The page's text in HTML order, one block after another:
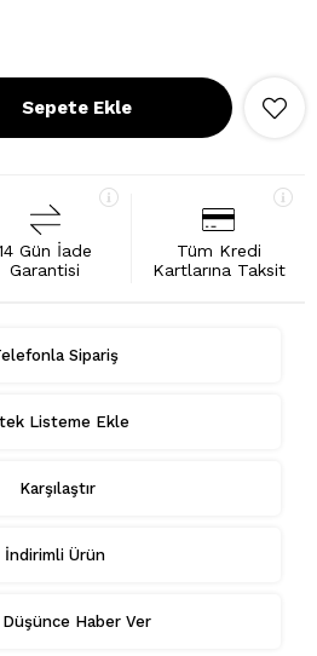
Gün İade
Garantisi
Tüm Kredi
Kartlarına Taksit
Sipariş
Listeme Ekle
Karşılaştır
İndirimli Ürün
Haber Ver